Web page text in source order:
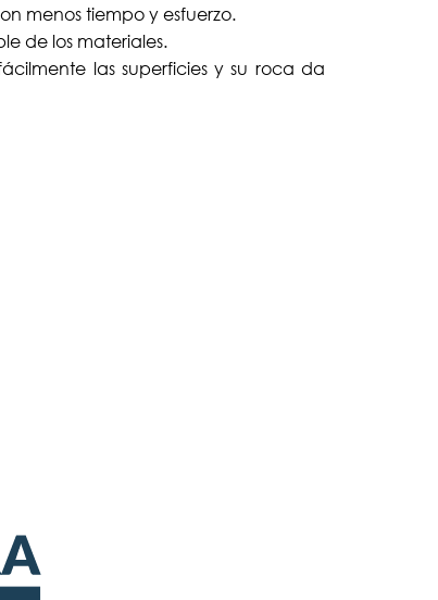
menos tiempo y esfuerzo.
de los materiales.
las superficies y su roca da